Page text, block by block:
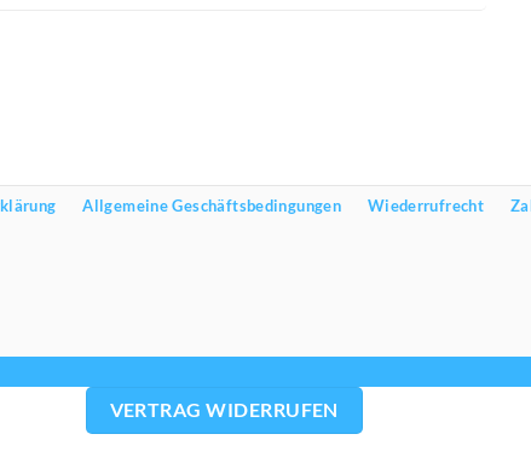
Allgemeine Geschäftsbedingungen Wiederrufrecht
VERTRAG WIDERRUFEN